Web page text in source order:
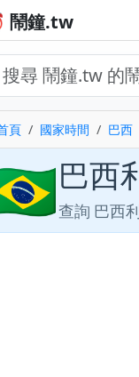
鬧鐘.tw
頁 國家時間 巴西
巴西
查詢 巴西